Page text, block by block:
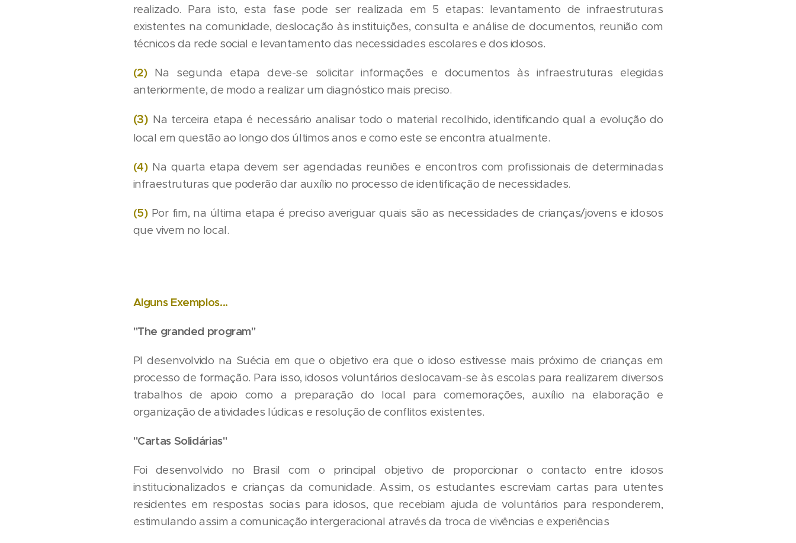
realizado. Para isto, esta fase pode ser realizada em 5 etapas: levantamento de infraestruturas
existentes na comunidade, deslocação às instituições, consulta e análise de documentos, reunião com
técnicos da rede social e levantamento das necessidades escolares e dos idosos.
(2) Na segunda etapa deve-se solicitar informações e documentos às infraestruturas elegidas
anteriormente, de modo a realizar um diagnóstico mais preciso.
(3) Na terceira etapa é necessário analisar todo o material recolhido, identificando qual a evolução do
local em questão ao longo dos últimos anos e como este se encontra atualmente.
(4) Na quarta etapa devem ser agendadas reuniões e encontros com profissionais de determinadas
infraestruturas que poderão dar auxílio no processo de identificação de necessidades.
(5) Por fim, na última etapa é preciso averiguar quais são as necessidades de crianças/jovens e idosos
que vivem no local.
Alguns Exemplos...
"The granded program"
PI desenvolvido na Suécia em que o objetivo era que o idoso estivesse mais próximo de crianças em
processo de formação. Para isso, idosos voluntários deslocavam-se às escolas para realizarem diversos
trabalhos de apoio como a preparação do local para comemorações, auxílio na elaboração e
organização de atividades lúdicas e resolução de conflitos existentes.
"Cartas Solidárias"
Foi desenvolvido no Brasil com o principal objetivo de proporcionar o contacto entre idosos
institucionalizados e crianças da comunidade. Assim, os estudantes escreviam cartas para utentes
residentes em respostas socias para idosos, que recebiam ajuda de voluntários para responderem,
estimulando assim a comunicação intergeracional através da troca de vivências e experiências